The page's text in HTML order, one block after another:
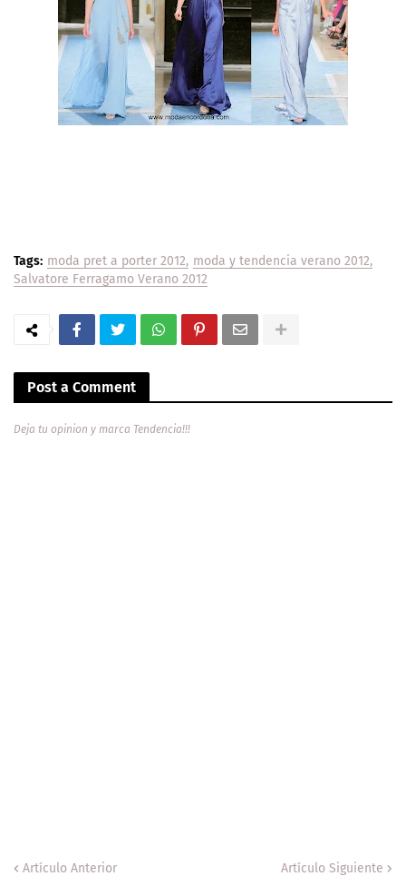
Tags: moda pret a porter 2012 moda y tendencia verano 2012
Salvatore Ferragamo Verano 2012
Post a Comment
Deja tu opinion y marca Tendencia!!!
Artículo Anterior Artículo Siguiente